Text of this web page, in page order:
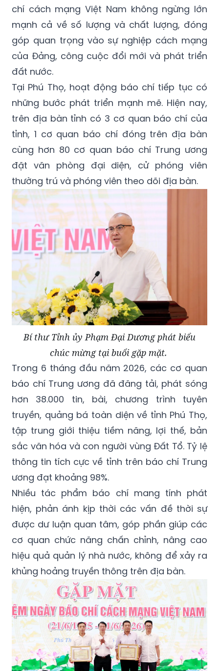
chí cách mạng Việt Nam không ngừng lớn
mạnh cả về số lượng và chất lượng, đóng
góp quan trọng vào sự nghiệp cách mạng
của Đảng, công cuộc đổi mới và phát triển
đất nước.
Tại Phú Thọ, hoạt động báo chí tiếp tục có
những bước phát triển mạnh mẽ. Hiện nay,
trên địa bàn tỉnh có 3 cơ quan báo chí của
tỉnh, 1 cơ quan báo chí đóng trên địa bàn
cùng hơn 80 cơ quan báo chí Trung ương
đặt văn phòng đại diện, cử phóng viên
thường trú và phóng viên theo dõi địa bàn.
Bí thư Tỉnh ủy Phạm Đại Dương phát biểu
chúc mừng tại buổi gặp mặt.
Trong 6 tháng đầu năm 2026, các cơ quan
báo chí Trung ương đã đăng tải, phát sóng
hơn 38.000 tin, bài, chương trình tuyên
truyền, quảng bá toàn diện về tỉnh Phú Thọ,
tập trung giới thiệu tiềm năng, lợi thế, bản
sắc văn hóa và con người vùng Đất Tổ. Tỷ lệ
thông tin tích cực về tỉnh trên báo chí Trung
ương đạt khoảng 98%.
Nhiều tác phẩm báo chí mang tính phát
hiện, phản ánh kịp thời các vấn đề thời sự
được dư luận quan tâm, góp phần giúp các
cơ quan chức năng chấn chỉnh, nâng cao
hiệu quả quản lý nhà nước, không để xảy ra
khủng hoảng truyền thông trên địa bàn.